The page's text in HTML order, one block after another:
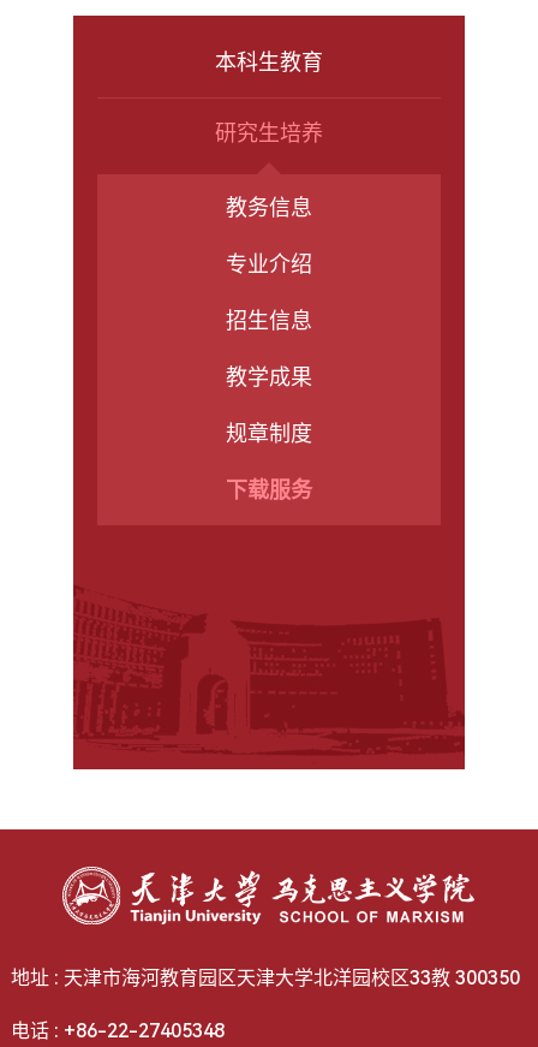
本科生教育
研究生培养
教务信息
专业介绍
招生信息
教学成果
规章制度
下载服务
地址 : 天津市海河教育园区天津大学北洋园校区33教 300350
电话 : +86-22-27405348